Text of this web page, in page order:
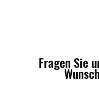
Fragen Sie